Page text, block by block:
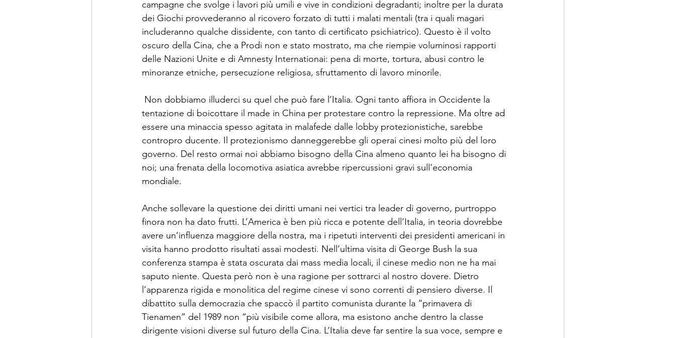
campagne che svolge i lavori più umili e vive in condizioni degradanti; inoltre per la durata
dei Giochi provvederanno al ricovero forzato di tutti i malati mentali (tra i quali magari
includeranno qualche dissidente, con tanto di certificato psichiatrico). Questo è il volto
oscuro della Cina, che a Prodi non e stato mostrato, ma che riempie voluminosi rapporti
delle Nazioni Unite e di Amnesty Internationai: pena di morte, tortura, abusi contro le
minoranze etniche, persecuzione religiosa, sfruttamento di lavoro minorile.
Non dobbiamo illuderci su quel che può fare l’Italia. Ogni tanto affiora in Occidente la
tentazione di boicottare il made in China per protestare contro la repressione. Ma oltre ad
essere una minaccia spesso agitata in malafede dalle lobby protezionistiche, sarebbe
contropro ducente. Il protezionismo danneggerebbe gli operai cinesi molto più del loro
governo. Del resto ormai noi abbiamo bisogno della Cina almeno quanto lei ha bisogno di
noi; una frenata della locomotiva asiatica avrebbe ripercussioni gravi sull’economia
mondiale.
Anche sollevare la questione dei diritti umani nei vertici tra leader di governo, purtroppo
finora non ha dato frutti. L’America è ben più ricca e potente dell’Italia, in teoria dovrebbe
avere un’influenza maggiore della nostra, ma i ripetuti interventi dei presidenti americani in
visita hanno prodotto risultati assai modesti. Nell’ultima visita di George Bush la sua
conferenza stampa è stata oscurata dai mass media locali, il cinese medio non ne ha mai
saputo niente. Questa però non è una ragione per sottrarci al nostro dovere. Dietro
l’apparenza rigida e monolitica del regime cinese vi sono correnti di pensiero diverse. Il
dibattito sulla democrazia che spaccò il partito comunista durante la “primavera di
Tienamen” del 1989 non “più visibile come allora, ma esistono anche dentro la classe
dirigente visioni diverse sul futuro della Cina. L’Italia deve far sentire la sua voce, sempre e